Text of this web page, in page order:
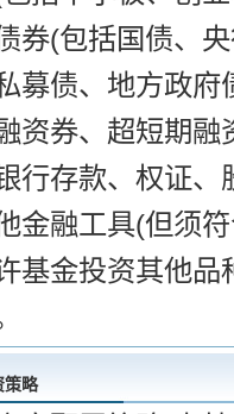
券(包括国债、
募债、地方政
资券、超短期
行存款、权证
金融工具(但须
基金投资其他
策略